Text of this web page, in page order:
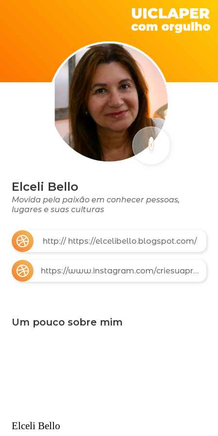
Elceli Bello
Movida pela paixão em conhecer pessoas,
lugares e suas culturas
http:// https://elcelibello.blogspot.com/
https://www.instagram.com/criesuapropriahistoria?igsh=MWNhMjZxb2N1MHpwbA%3D%3D&utm_source=qr
Um pouco sobre mim
Elceli Bello